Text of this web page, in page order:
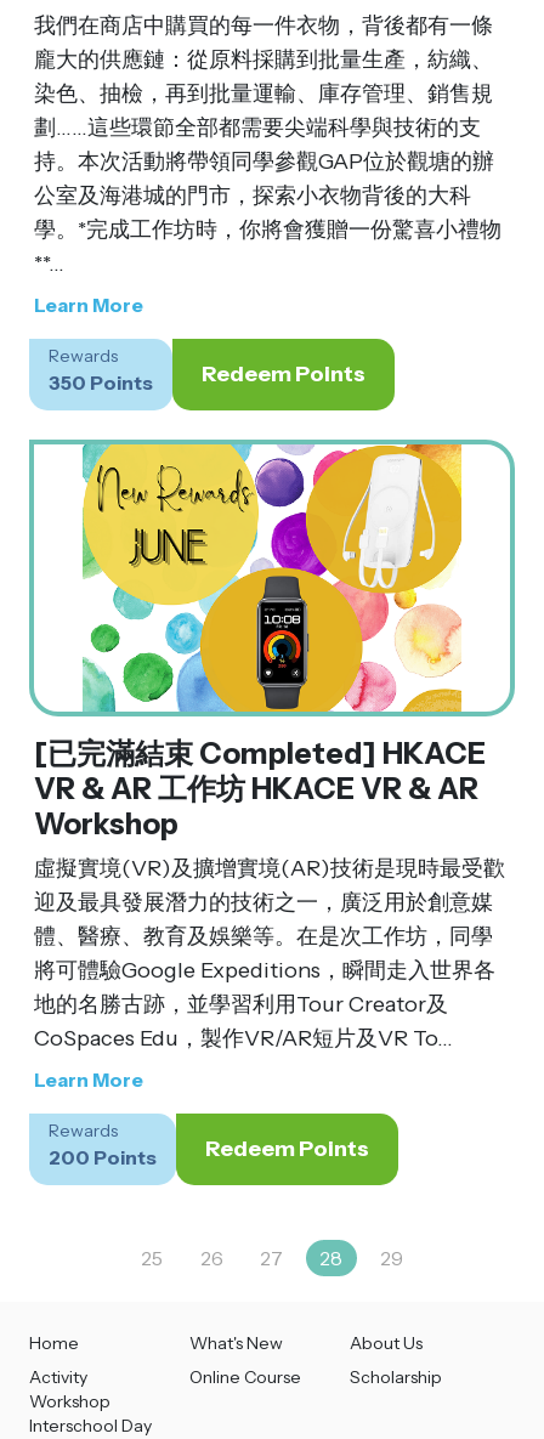
我們在商店中購買的每一件衣物，背後都有一條
龐大的供應鏈：從原料採購到批量生產，紡織、
染色、抽檢，再到批量運輸、庫存管理、銷售規
劃……這些環節全部都需要尖端科學與技術的支
持。本次活動將帶領同學參觀GAP位於觀塘的辦
公室及海港城的門市，探索小衣物背後的大科
學。*完成工作坊時，你將會獲贈一份驚喜小禮物
**...
Learn More
Rewards
350 Points Redeem Points
[已完滿結束 Completed] HKACE
VR & AR 工作坊 HKACE VR & AR
Workshop
虛擬實境(VR)及擴增實境(AR)技術是現時最受歡
迎及最具發展潛力的技術之一，廣泛用於創意媒
體、醫療、教育及娛樂等。在是次工作坊，同學
將可體驗Google Expeditions，瞬間走入世界各
地的名勝古跡，並學習利用Tour Creator及
CoSpaces Edu，製作VR/AR短片及VR To...
Learn More
Rewards
200 Points Redeem Points
25 26 27 28 29
Home What's New
About Us
Activity
Workshop
Interschool Day
Online Course Scholarship